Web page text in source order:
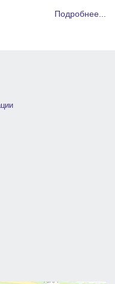
Подробнее...